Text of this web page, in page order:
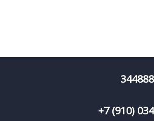
344888
+7 (910) 034